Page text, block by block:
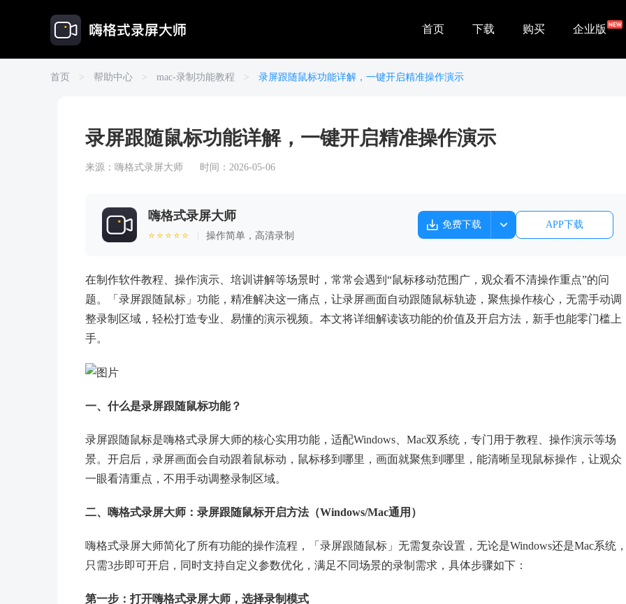
首页 下载 购买 企业版
首页 > 帮助中心 > mac-录制功能教程 > 录屏跟随鼠标功能详解，一键开启精准操作演示
录屏跟随鼠标功能详解，一键开启精准操作演示
来源： 嗨格式录屏大师 时间：2026-05-06
嗨格式录屏大师
⭐⭐⭐⭐⭐ 操作简单，高清录制
免费下载 APP下载
在制作软件教程、操作演示、培训讲解等场景时，常常会遇到“鼠标移动范围广，观众看不清操作重点”的问
题。「录屏跟随鼠标」功能，精准解决这一痛点，让录屏画面自动跟随鼠标轨迹，聚焦操作核心，无需手动调
整录制区域，轻松打造专业、易懂的演示视频。本文将详细解读该功能的价值及开启方法，新手也能零门槛上
手。
一、什么是录屏跟随鼠标功能？
录屏跟随鼠标是嗨格式录屏大师的核心实用功能，适配Windows、Mac双系统，专门用于教程、操作演示等场
景。开启后，录屏画面会自动跟着鼠标动，鼠标移到哪里，画面就聚焦到哪里，能清晰呈现鼠标操作，让观众
一眼看清重点，不用手动调整录制区域。
二、嗨格式录屏大师：录屏跟随鼠标开启方法（Windows/Mac通用）
嗨格式录屏大师简化了所有功能的操作流程，「录屏跟随鼠标」无需复杂设置，无论是Windows还是Mac系统
只需3步即可开启，同时支持自定义参数优化，满足不同场景的录制需求，具体步骤如下：
第一步：打开嗨格式录屏大师，选择录制模式